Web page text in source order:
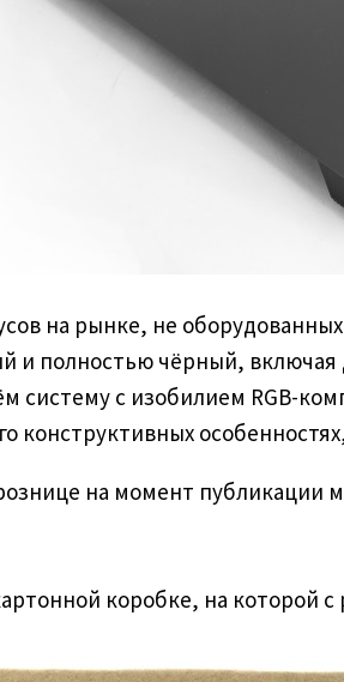
на рынке, не
и полностью чёрный,
систему с изобилием RGB-
конструктивных
на момент публикации
коробке, на